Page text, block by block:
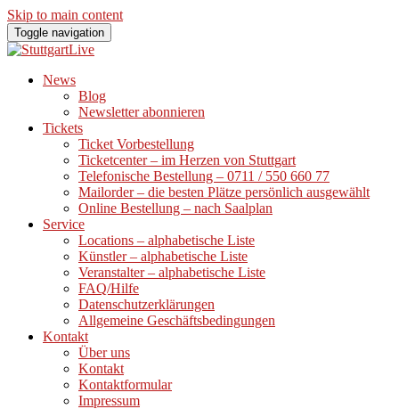
Skip to main content
Toggle navigation
News
Blog
Newsletter abonnieren
Tickets
Ticket Vorbestellung
Ticketcenter – im Herzen von Stuttgart
Telefonische Bestellung – 0711 / 550 660 77
Mailorder – die besten Plätze persönlich ausgewählt
Online Bestellung – nach Saalplan
Service
Locations – alphabetische Liste
Künstler – alphabetische Liste
Veranstalter – alphabetische Liste
FAQ/Hilfe
Datenschutzerklärungen
Allgemeine Geschäftsbedingungen
Kontakt
Über uns
Kontakt
Kontaktformular
Impressum